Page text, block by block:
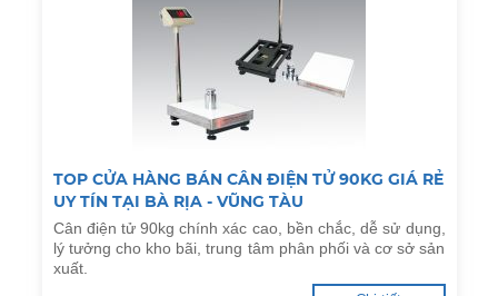
TOP CỬA HÀNG BÁN CÂN ĐIỆN TỬ 90KG GIÁ RẺ
UY TÍN TẠI BÀ RỊA - VŨNG TÀU
Cân điện tử 90kg chính xác cao, bền chắc, dễ sử dụng,
lý tưởng cho kho bãi, trung tâm phân phối và cơ sở sản
xuất.